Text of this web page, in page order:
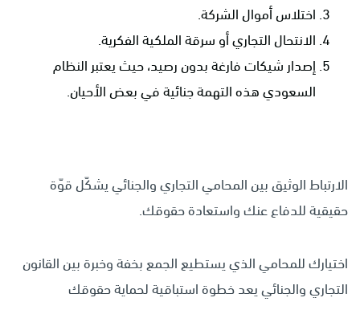
اختلاس أموال الشركة.
الانتحال التجاري أو سرقة الملكية الفكرية.
إصدار شيكات فارغة بدون رصيد، حيث يعتبر النظام
السعودي هذه التهمة جنائية في بعض الأحيان.
الارتباط الوثيق بين المحامي التجاري والجنائي يشكّل قوّة
حقيقية للدفاع عنك واستعادة حقوقك.
اختيارك للمحامي الذي يستطيع الجمع بخفة وخبرة بين القانون
التجاري والجنائي يعد خطوة استباقية لحماية حقوقك